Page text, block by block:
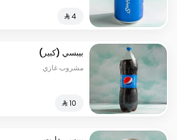
⁨⁦‪‬ 4⁩
بيبسي (كبير)
مشروب غازي